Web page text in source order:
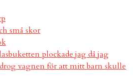
små skor
plockade jag då jag
vagnen för att mitt barn skulle